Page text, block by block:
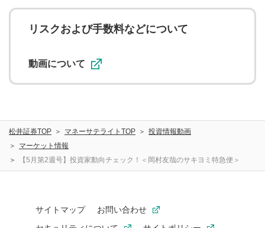
ことを承諾したものとします。また、利用者は、コメント
に関する著作者人格権を行使しないことに同意します。利
用者が投稿したコメントは、当社サービスの広告・宣伝、
ることがあります。
リスクおよび手数料などについて
動画について
松井証券TOP マネーサテライトTOP
投資情報動画
マーケット情報
【5月第2週号】投資家動向チェック！＜岡村友哉のサキヨミ特急便＞
サイトマップ
お問い合わせ